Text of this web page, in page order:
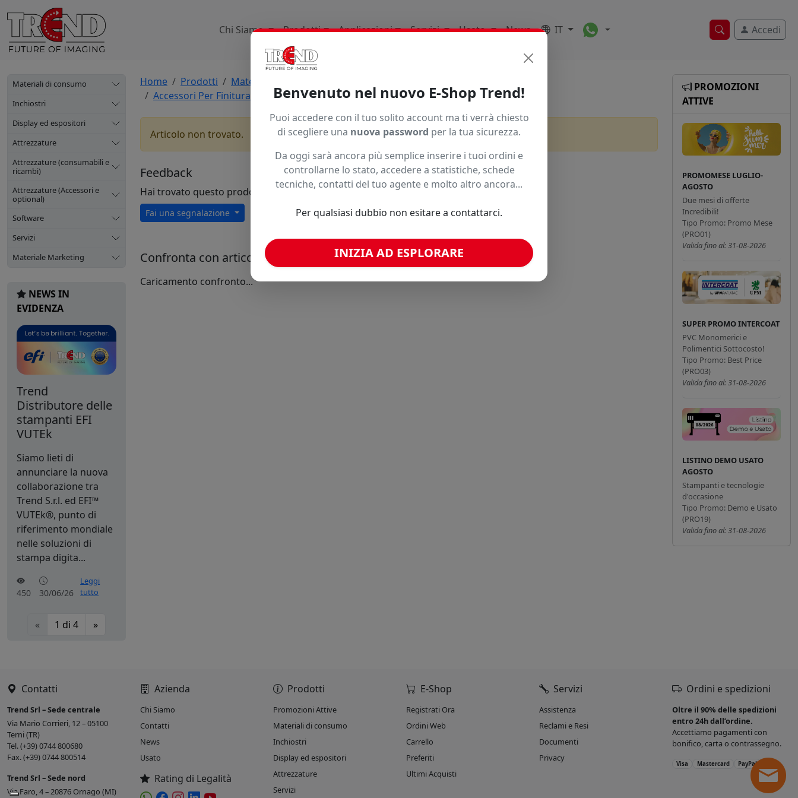
Ricerca veloce
Accedi
Chi Siamo Prodotti Applicazioni Servizi Usato News IT Toggle Dropdown
Materiali di consumo
Inchiostri
Display ed espositori
Attrezzature
Attrezzature (consumabili e
ricambi)
Attrezzature (Accessori e
optional)
Software
Servizi
Materiale Marketing
NEWS IN
EVIDENZA
Trend
Distributore delle
stampanti EFI
VUTEk
Siamo lieti di
annunciare la nuova
collaborazione tra
Trend S.r.l. ed EFI™
VUTEk®, punto di
riferimento mondiale
nelle soluzioni di
stampa digita...
450 30/06/26
Leggi
tutto
« 1 di 4 »
Home Prodotti Materiali Di Consumo
Accessori Per Finitura Banner E Tessuti
6010 0114X3s200
Articolo non trovato.
Feedback
Hai trovato questo prodotto ad un prezzo più basso?
Fai una segnalazione
Confronta con articoli simili
Caricamento confronto...
PROMOZIONI
ATTIVE
PROMOMESE LUGLIO-
AGOSTO
Due mesi di offerte
Incredibili!
Tipo Promo: Promo Mese
(PRO01)
Valida fino al: 31-08-2026
SUPER PROMO INTERCOAT
PVC Monomerici e
Polimentici Sottocosto!
Tipo Promo: Best Price
(PRO03)
Valida fino al: 31-08-2026
LISTINO DEMO USATO
AGOSTO
Stampanti e tecnologie
d'occasione
Tipo Promo: Demo e Usato
(PRO19)
Valida fino al: 31-08-2026
Contatti
Trend Srl – Sede centrale
Via Mario Corrieri, 12 – 05100
Terni (TR)
Tel. (+39) 0744 800680
Fax. (+39) 0744 800514
Trend Srl – Sede nord
Via Faro, 4 – 20876 Ornago (MI)
Azienda
Chi Siamo
Contatti
News
Usato
Rating di Legalità
Prodotti
Promozioni Attive
Materiali di consumo
Inchiostri
Display ed espositori
Attrezzature
Servizi
E-Shop
Registrati Ora
Ordini Web
Carrello
Preferiti
Ultimi Acquisti
Servizi
Assistenza
Reclami e Resi
Documenti
Privacy
Ordini e spedizioni
Oltre il 90% delle spedizioni
entro 24h dall’ordine.
Accettiamo pagamenti con
bonifico, carta o contrassegno.
Visa Mastercard PayPal
Benvenuto nel nuovo E-Shop Trend!
Puoi accedere con il tuo solito account ma ti verrà chiesto
di scegliere una nuova password per la tua sicurezza.
Da oggi sarà ancora più semplice inserire i tuoi ordini e
controllarne lo stato, accedere a statistiche, schede
tecniche, contatti del tuo agente e molto altro ancora...
Per qualsiasi dubbio non esitare a contattarci.
INIZIA AD ESPLORARE